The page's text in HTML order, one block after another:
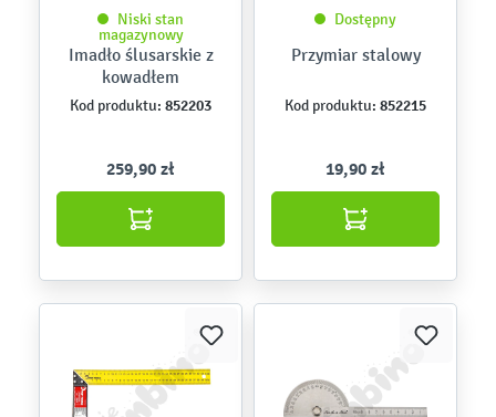
Niski stan
magazynowy
Imadło ślusarskie z
kowadłem
Kod produktu: 852203
259,90 zł
Dostępny
Przymiar stalowy
Kod produktu: 852215
19,90 zł